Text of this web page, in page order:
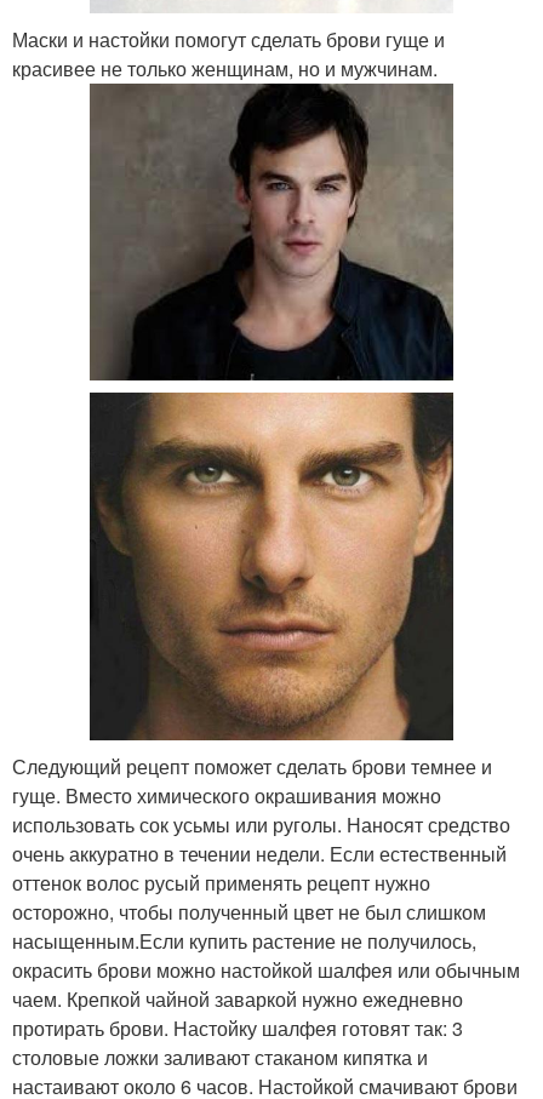
Маски и настойки помогут сделать брови гуще и
красивее не только женщинам, но и мужчинам.
Следующий рецепт поможет сделать брови темнее и
гуще. Вместо химического окрашивания можно
использовать сок усьмы или руголы. Наносят средство
очень аккуратно в течении недели. Если естественный
оттенок волос русый применять рецепт нужно
осторожно, чтобы полученный цвет не был слишком
насыщенным.Если купить растение не получилось,
окрасить брови можно настойкой шалфея или обычным
чаем. Крепкой чайной заваркой нужно ежедневно
протирать брови. Настойку шалфея готовят так: 3
столовые ложки заливают стаканом кипятка и
настаивают около 6 часов. Настойкой смачивают брови